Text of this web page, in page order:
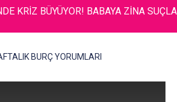
TANITIM ZİYARETİ!
BURÇ YORUMLARI